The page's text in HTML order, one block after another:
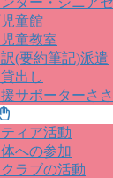
童館
童教室
(要約筆記)派遣
出し
サポーターさ
ィア活動
への参加
ラブの活動